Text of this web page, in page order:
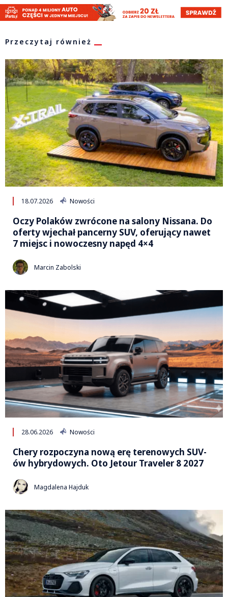
Przeczytaj również
18.07.2026 Nowości
Oczy Polaków zwrócone na salony Nissana. Do
oferty wjechał pancerny SUV, oferujący nawet
7 miejsc i nowoczesny napęd 4×4
Marcin Zabolski
28.06.2026 Nowości
Chery rozpoczyna nową erę terenowych SUV-
ów hybrydowych. Oto Jetour Traveler 8 2027
Magdalena Hajduk